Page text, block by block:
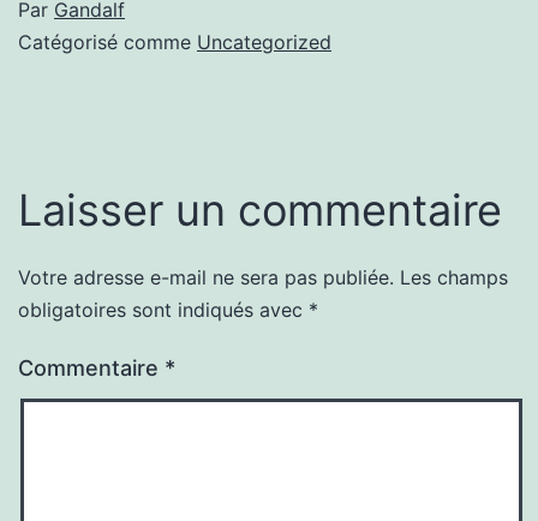
Par Gandalf
Catégorisé comme Uncategorized
Laisser un commentaire
Votre adresse e-mail ne sera pas publiée. Les champs
obligatoires sont indiqués avec *
Commentaire *